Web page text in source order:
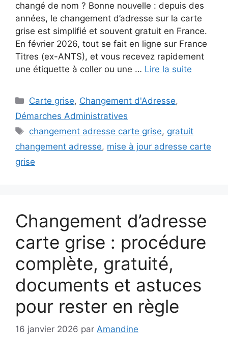
changé de nom ? Bonne nouvelle : depuis des
années, le changement d’adresse sur la carte
grise est simplifié et souvent gratuit en France.
En février 2026, tout se fait en ligne sur France
Titres (ex-ANTS), et vous recevez rapidement
une étiquette à coller ou une … Lire la suite
Catégories
Carte grise, Changement d'Adresse,
Démarches Administratives
Étiquettes
changement adresse carte grise, gratuit
changement adresse, mise à jour adresse carte
grise
Changement d’adresse
carte grise : procédure
complète, gratuité,
documents et astuces
pour rester en règle
16 janvier 2026 par Amandine